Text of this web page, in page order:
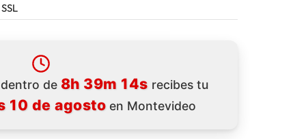
de 8h 39m 13s recibes tu
10 de agosto en Montevideo